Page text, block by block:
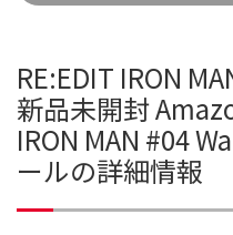
RE:EDIT IRON
新品未開封
IRON MAN #04
ールの詳細情報